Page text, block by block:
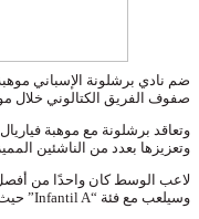
ضم نادي برشلونة الإسباني
صفوف الفريق الكتالوني خلال
وتعاقد برشلونة مع موهبة
وتعزيزها بعدد من الناشئين
وسيلعب مع فئة “Infantil A” حيث سيتخطى فئة ويلعب مع الذين يكبروه بعام.